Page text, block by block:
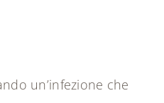
un’infezione che